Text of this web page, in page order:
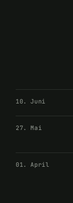
10. Juni
27. Mai
01. April